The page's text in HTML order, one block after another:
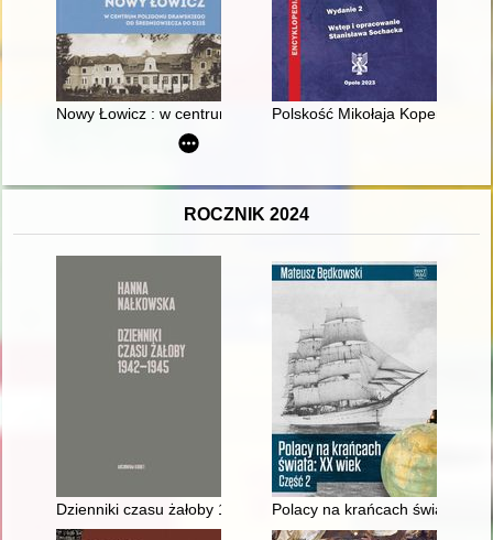
Nowy Łowicz : w centrum poligonu drawskiego od
Polskość Mikołaja Kopernika z
ROCZNIK 2024
Dzienniki czasu żałoby 1942-1945Polacy na krańcach świata :